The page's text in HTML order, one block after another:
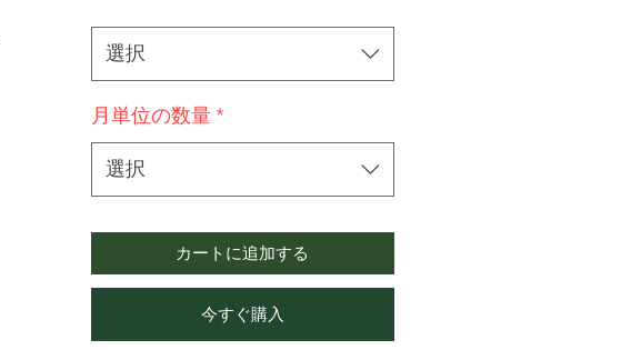
選択
月単位の数量*
選択
カートに追加する
今すぐ購入